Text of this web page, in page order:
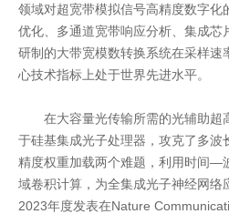
领域对超宽带模拟信号高精度数字化
优化、多通道宽带响应分析、集成芯
研制的大带宽模数转换系统在采样速
心技术指标上处于世界先进水平。
在大容量光传输所需的光辅助超
于硅基集成光子处理器，攻克了多波
精度权重加载两个难题，利用时间—
域卷积计算，为全集成光子神经网络
2023年度发表在Nature